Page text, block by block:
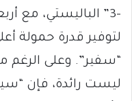
–3” الباليستي، مع
لتوفير قدرة حمولة
“سفير”. وعلى الرغم
ليست رائدة، فإن